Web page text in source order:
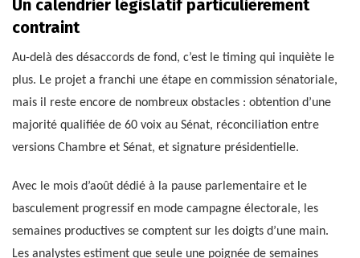
Un calendrier législatif particulièrement
contraint
Au-delà des désaccords de fond, c’est le timing qui inquiète le
plus. Le projet a franchi une étape en commission sénatoriale,
mais il reste encore de nombreux obstacles : obtention d’une
majorité qualifiée de 60 voix au Sénat, réconciliation entre
versions Chambre et Sénat, et signature présidentielle.
Avec le mois d’août dédié à la pause parlementaire et le
basculement progressif en mode campagne électorale, les
semaines productives se comptent sur les doigts d’une main.
Les analystes estiment que seule une poignée de semaines